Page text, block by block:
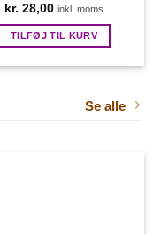
kr. 28,00 inkl. moms
TILFØJ TIL KURV
Se alle